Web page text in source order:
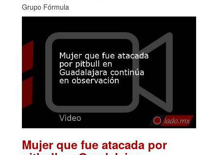
Grupo Fórmula
Mujer que fue atacada por